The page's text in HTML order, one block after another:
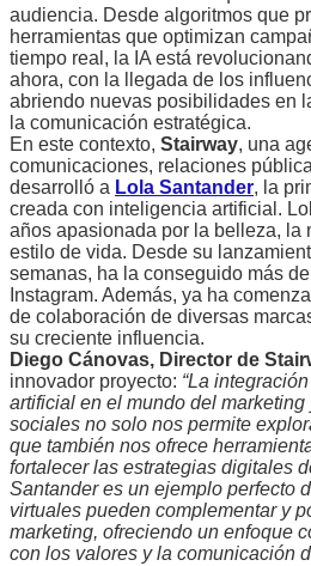
audiencia. Desde algoritmos que
herramientas que optimizan
tiempo real, la IA está
ahora, con la llegada de los
abriendo nuevas posibilidades en
la comunicación estratégica.
En este contexto, Stairway, una
comunicaciones, relaciones
desarrolló a Lola Santander, la
creada con inteligencia artificial.
años apasionada por la belleza, la
estilo de vida. Desde su
semanas, ha la conseguido más
Instagram. Además, ya ha
de colaboración de diversas
su creciente influencia.
Diego Cánovas, Director de
innovador proyecto: “La
artificial en el mundo del
sociales no solo nos permite
que también nos ofrece
fortalecer las estrategias digitales
Santander es un ejemplo perfecto
virtuales pueden complementar y
marketing, ofreciendo un enfoque
con los valores y la comunicación